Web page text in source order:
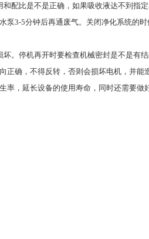
比是不是正确，如果吸收液达不到指
3-5分钟后再通废气。关闭净化系统的
停机再开时要检查机械密封是不是有
确，不得反转，否则会损坏电机，并能
，延长设备的使用寿命，同时还需要做